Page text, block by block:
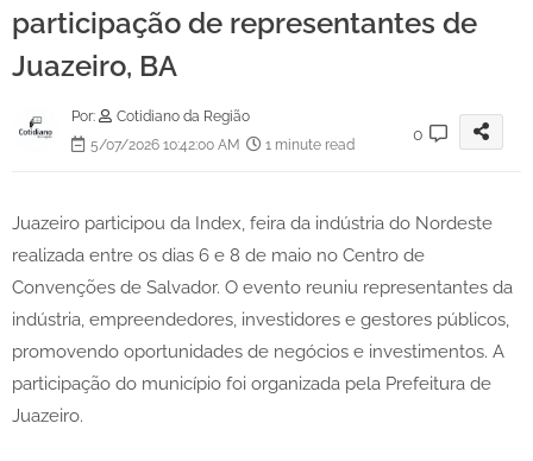
participação de representantes de
Juazeiro, BA
Por:
Cotidiano da Região
5/07/2026 10:42:00 AM
1 minute read
0
Juazeiro participou da Index, feira da indústria do Nordeste
realizada entre os dias 6 e 8 de maio no Centro de
Convenções de Salvador. O evento reuniu representantes da
indústria, empreendedores, investidores e gestores públicos,
promovendo oportunidades de negócios e investimentos. A
participação do município foi organizada pela Prefeitura de
Juazeiro.